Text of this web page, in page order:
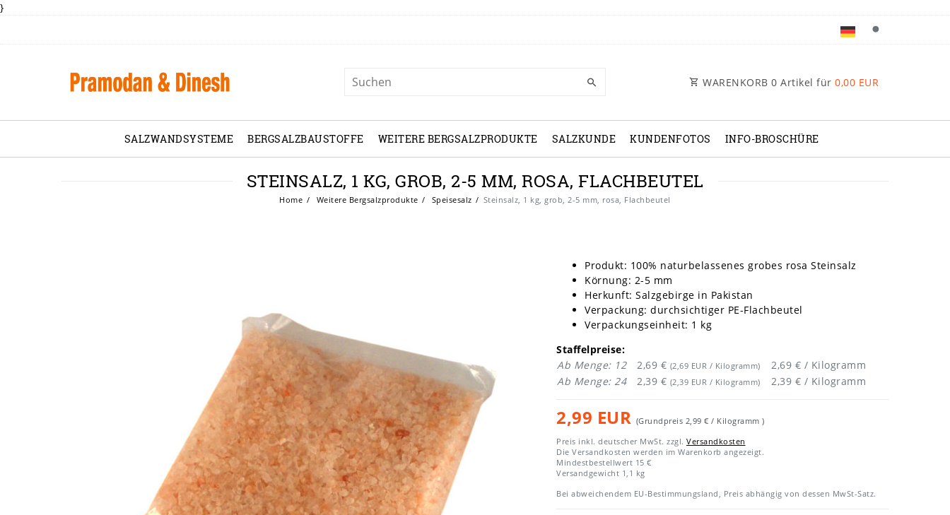
}
WARENKORB 0 Artikel für 0,00 EUR
SALZWANDSYSTEME BERGSALZBAUSTOFFE WEITERE BERGSALZPRODUKTE SALZKUNDE KUNDENFOTOS INFO-BROSCHÜRE
STEINSALZ, 1 KG, GROB, 2-5 MM, ROSA, FLACHBEUTEL
Home Weitere Bergsalzprodukte Speisesalz Steinsalz, 1 kg, grob, 2-5 mm, rosa, Flachbeutel
Produkt: 100% naturbelassenes grobes rosa Steinsalz
Körnung: 2-5 mm
Herkunft: Salzgebirge in Pakistan
Verpackung: durchsichtiger PE-Flachbeutel
Verpackungseinheit: 1 kg
Staffelpreise:
Ab Menge: 12
2,69 € (2,69 EUR / Kilogramm)
2,69 € / Kilogramm
Ab Menge: 24
2,39 € (2,39 EUR / Kilogramm) 2,39 € / Kilogramm
2,99 EUR (Grundpreis 2,99 € / Kilogramm )
Preis inkl. deutscher MwSt. zzgl. Versandkosten
Die Versandkosten werden im Warenkorb angezeigt.
Mindestbestellwert 15 €
Versandgewicht 1,1 kg
Bei abweichendem EU-Bestimmungsland, Preis abhängig von dessen MwSt-Satz.